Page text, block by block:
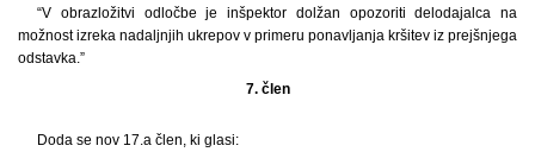
“V obrazložitvi odločbe je inšpektor dolžan opozoriti delodajalca na
možnost izreka nadaljnjih ukrepov v primeru ponavljanja kršitev iz prejšnjega
odstavka.”
7. člen
Doda se nov 17.a člen, ki glasi: